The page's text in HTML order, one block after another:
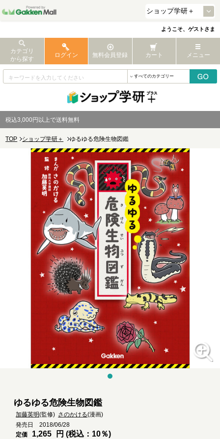
ようこそ、ゲストさま
カテゴリ
から探す
ログイン 無料会員登録 カート メニュー
税込3,000円以上で送料無料
TOP ショップ学研＋ ゆるゆる危険生物図鑑
ゆるゆる危険生物図鑑
加藤英明(監修) さのかける(漫画)
発売日 2018/06/28
定価
1,265 円 (税込：10％)